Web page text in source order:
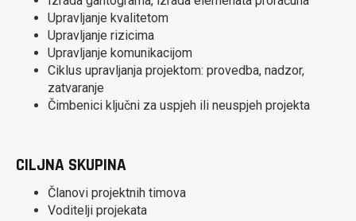
Upravljanje kvalitetom
Upravljanje rizicima
Upravljanje komunikacijom
Ciklus upravljanja projektom: provedba, nadzor,
zatvaranje
Čimbenici ključni za uspjeh ili neuspjeh projekta
CILJNA SKUPINA
Članovi projektnih timova
Voditelji projekata